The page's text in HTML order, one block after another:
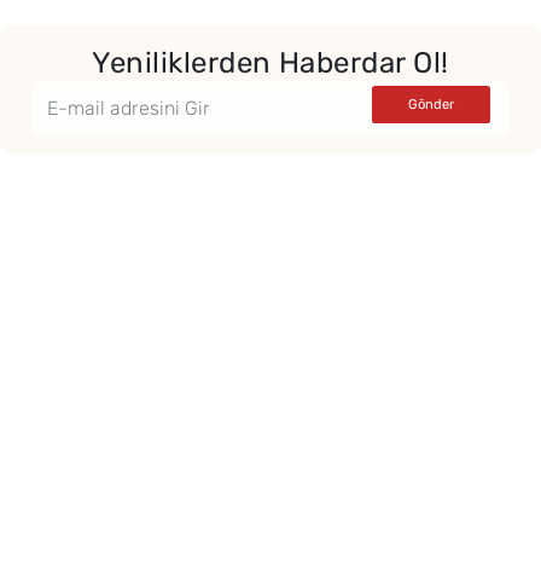
Yeniliklerden Haberdar Ol!